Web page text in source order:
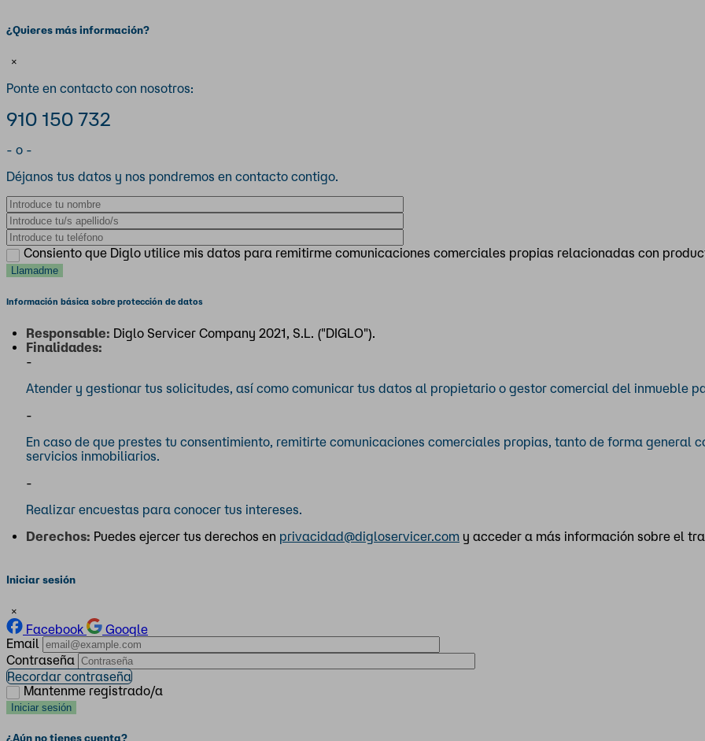
¿Quieres más información?
×
Ponte en contacto con nosotros:
910 150 732
- o -
Déjanos tus datos y nos pondremos en contacto contigo.
Nombre
Apellidos
Teléfono
Consiento que Diglo utilice mis datos para remitirme comunicaciones comerciales propias relacionadas con
Información básica sobre protección de datos
Responsable: Diglo Servicer Company 2021, S.L. ("DIGLO").
Finalidades:
-
Atender y gestionar tus solicitudes, así como comunicar tus datos al propietario o gestor comercial del inmueble
-
En caso de que prestes tu consentimiento, remitirte comunicaciones comerciales propias, tanto de forma general
servicios inmobiliarios.
-
Realizar encuestas para conocer tus intereses.
Derechos: Puedes ejercer tus derechos en privacidad@digloservicer.com y acceder a más información sobre el
Iniciar sesión
×
Facebook
Google
Email
Contraseña
Recordar contraseña
Mantenme registrado/a
¿Aún no tienes cuenta?